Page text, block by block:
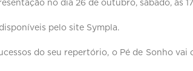
no dia 26 de outubro, sábado, às
pelo site Sympla.
do seu repertório, o Pé de Sonho